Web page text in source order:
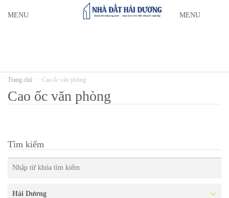
MENU MENU
Trang chủ Cao ốc văn phòng
Cao ốc văn phòng
Tìm kiếm
Hải Dương